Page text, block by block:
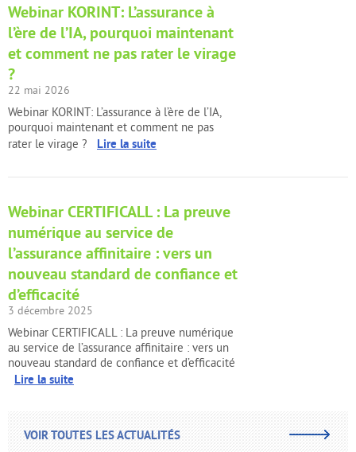
VOIR TOUTES LES ACTUALITÉS
Webinar KORINT: L’assurance à
l’ère de l’IA, pourquoi maintenant
et comment ne pas rater le virage
?
22 mai 2026
Webinar KORINT: L’assurance à l’ère de l’IA,
pourquoi maintenant et comment ne pas
rater le virage ? Lire la suite
Webinar CERTIFICALL : La preuve
numérique au service de
l’assurance affinitaire : vers un
nouveau standard de confiance et
d’efficacité
3 décembre 2025
Webinar CERTIFICALL : La preuve numérique
au service de l’assurance affinitaire : vers un
nouveau standard de confiance et d’efficacité
Lire la suite